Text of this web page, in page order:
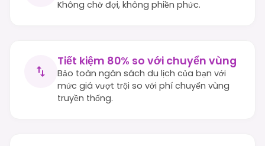
Không chờ đợi, không phiền phức.
Tiết kiệm 80% so với chuyển vùng
Bảo toàn ngân sách du lịch của bạn với
mức giá vượt trội so với phí chuyển vùng
truyền thống.